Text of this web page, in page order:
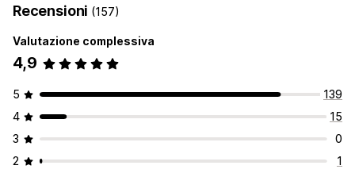
Recensioni (157)
Valutazione complessiva
4,9
5
139
4
15
3
0
2
1